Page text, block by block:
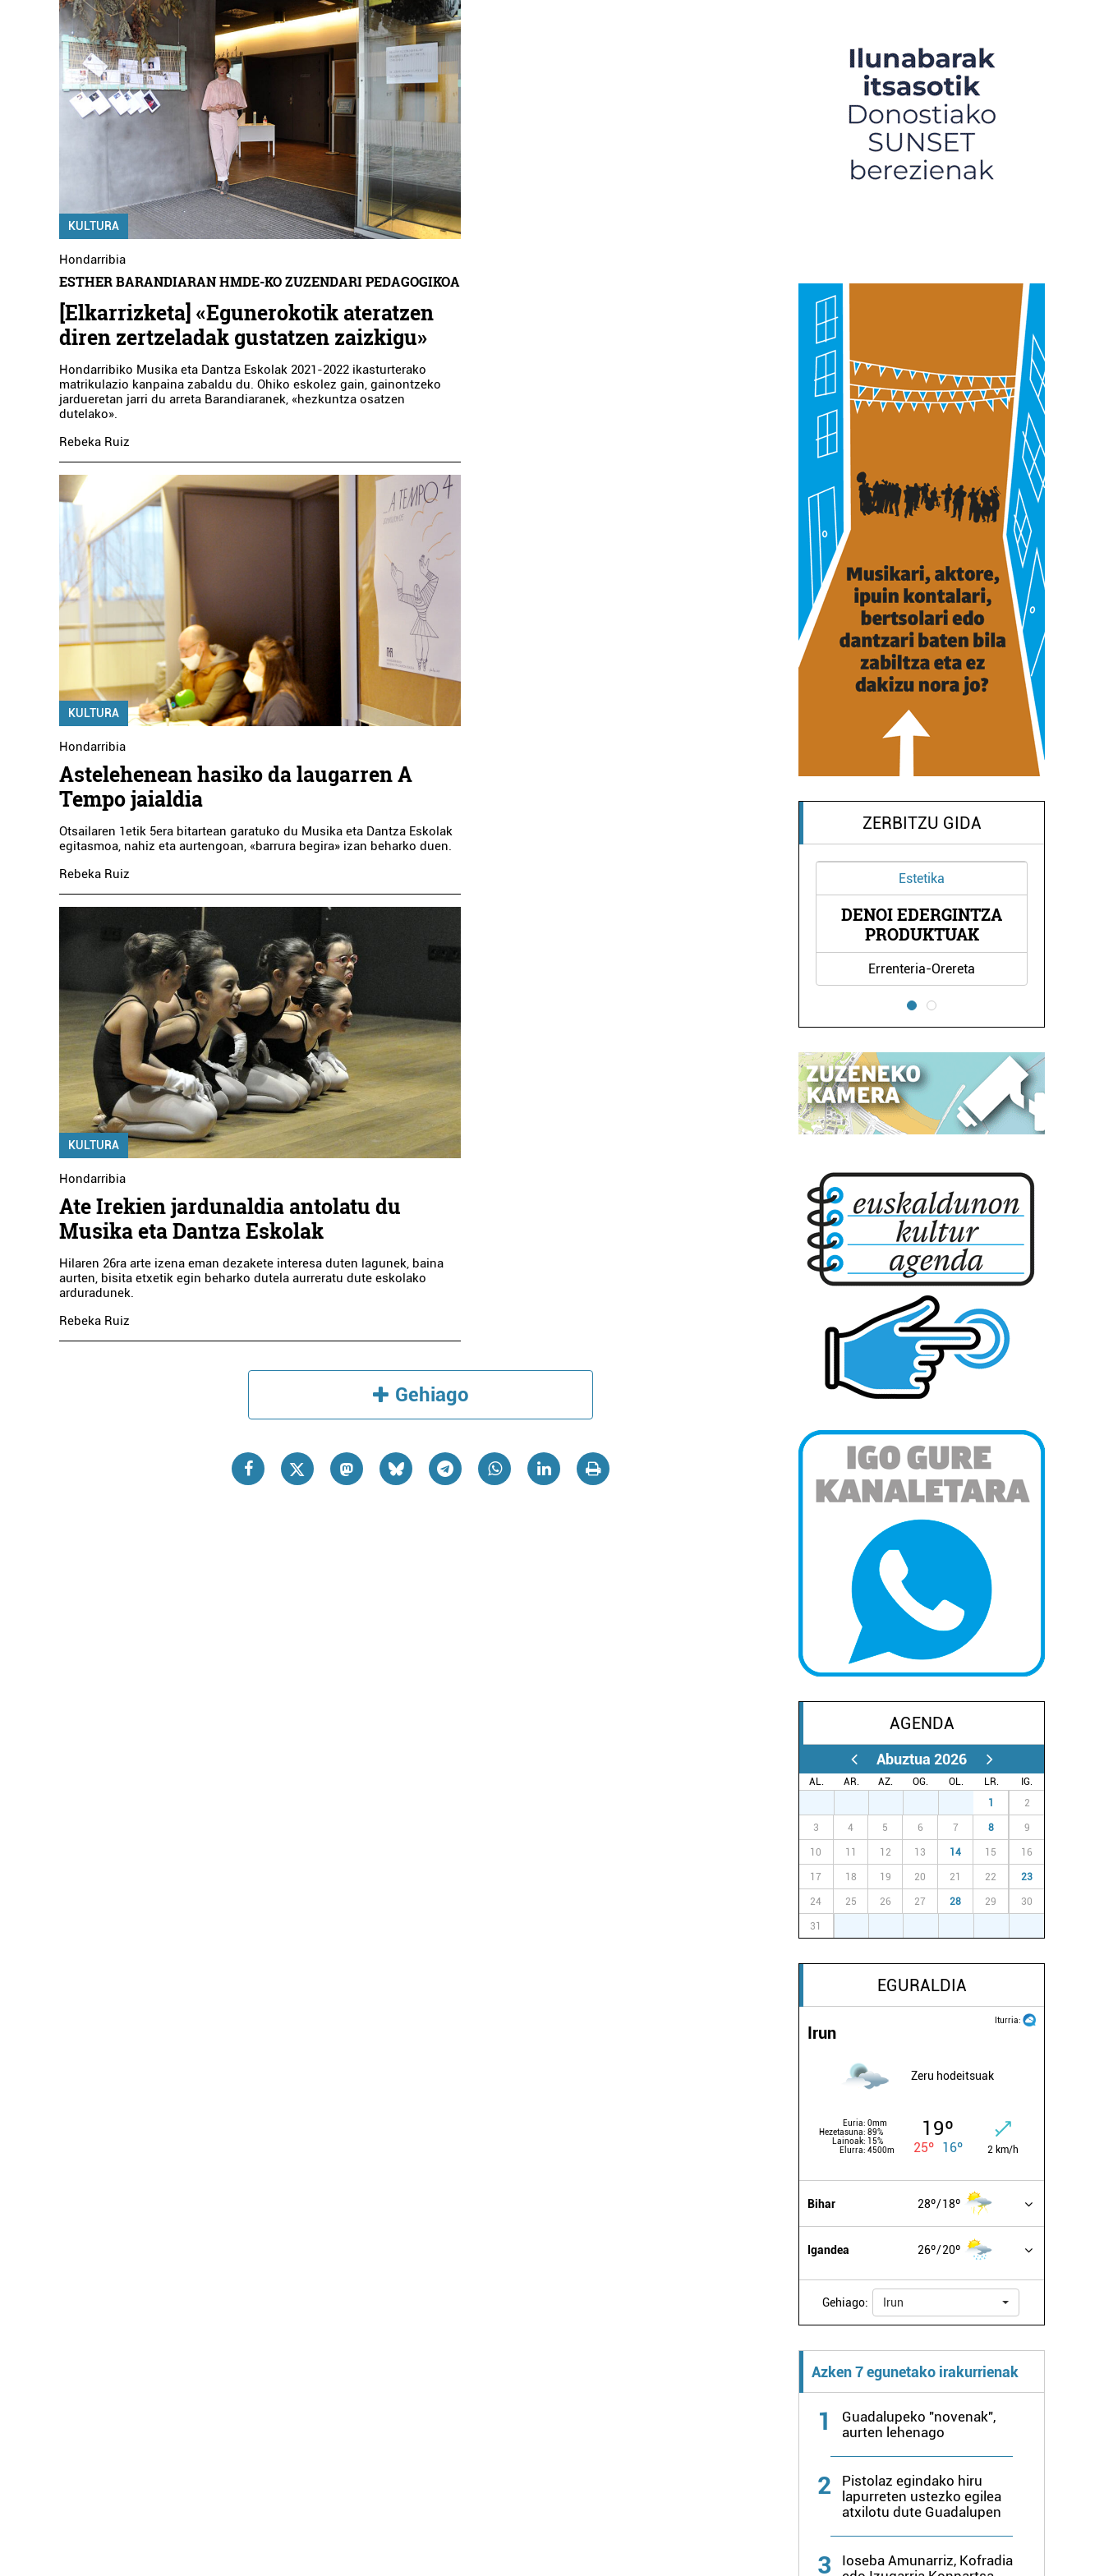
KULTURA
Hondarribia
ESTHER BARANDIARAN HMDE-KO ZUZENDARI PEDAGOGIKOA
[Elkarrizketa] «Egunerokotik ateratzen
diren zertzeladak gustatzen zaizkigu»
Hondarribiko Musika eta Dantza Eskolak 2021-2022 ikasturterako
matrikulazio kanpaina zabaldu du. Ohiko eskolez gain, gainontzeko
jardueretan jarri du arreta Barandiaranek, «hezkuntza osatzen
dutelako».
Rebeka Ruiz
KULTURA
Hondarribia
Astelehenean hasiko da laugarren A
Tempo jaialdia
Otsailaren 1etik 5era bitartean garatuko du Musika eta Dantza Eskolak
egitasmoa, nahiz eta aurtengoan, «barrura begira» izan beharko duen.
Rebeka Ruiz
KULTURA
Hondarribia
Ate Irekien jardunaldia antolatu du
Musika eta Dantza Eskolak
Hilaren 26ra arte izena eman dezakete interesa duten lagunek, baina
aurten, bisita etxetik egin beharko dutela aurreratu dute eskolako
arduradunek.
Rebeka Ruiz
Gehiago
ZERBITZU GIDA
DENOI EDERGINTZA
Estetika
DENOI EDERGINTZA
PRODUKTUAK
Errenteria-Orereta
AGENDA
Abuztua 2026
AL. AR. AZ. OG. OL. LR.
IG.
1 2
3 4 5 6 7 8 9
10 11 12 13 14 15 16
17 18 19 20 21 22 23
24 25 26 27 28 29 30
31
EGURALDIA
Iturria:
Irun
Zeru hodeitsuak
Euria: 0mm
Hezetasuna: 89%
Lainoak: 15%
Elurra: 4500m
19º
25º 16º 2 km/h
Bihar 28º 18º
Igandea 26º 20º
Gehiago: Irun
Azken 7 egunetako irakurrienak
1
Guadalupeko "novenak",
aurten lehenago
2
Pistolaz egindako hiru
lapurreten ustezko egilea
atxilotu dute Guadalupen
3
Ioseba Amunarriz, Kofradia